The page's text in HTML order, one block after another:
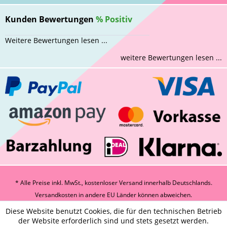
Kunden Bewertungen % Positiv
Weitere Bewertungen lesen ...
weitere Bewertungen lesen ...
* Alle Preise inkl. MwSt., kostenloser Versand innerhalb Deutschlands.
Versandkosten in andere EU Länder können abweichen.
Diese Website benutzt Cookies, die für den technischen Betrieb
der Website erforderlich sind und stets gesetzt werden.